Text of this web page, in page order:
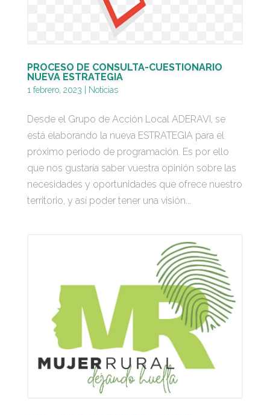
PROCESO DE CONSULTA-CUESTIONARIO
NUEVA ESTRATEGIA
1 febrero, 2023 Noticias
Desde el Grupo de Acción Local ADERAVI, se
está elaborando la nueva ESTRATEGIA para el
próximo periodo de programación. Es por ello
que nos gustaría saber vuestra opinión sobre las
necesidades y oportunidades que ofrece nuestro
territorio, y así poder tener una visión...